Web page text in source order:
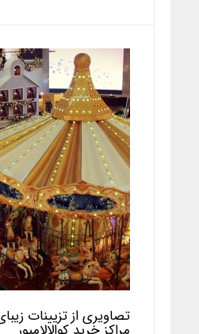
تصاویری از تزیینات